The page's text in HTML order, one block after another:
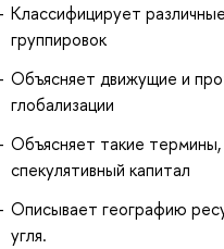
Классифицирует
группировок
Объясняет движущие и
глобализации
Объясняет такие термины,
спекулятивный капитал
Описывает географию
угля.